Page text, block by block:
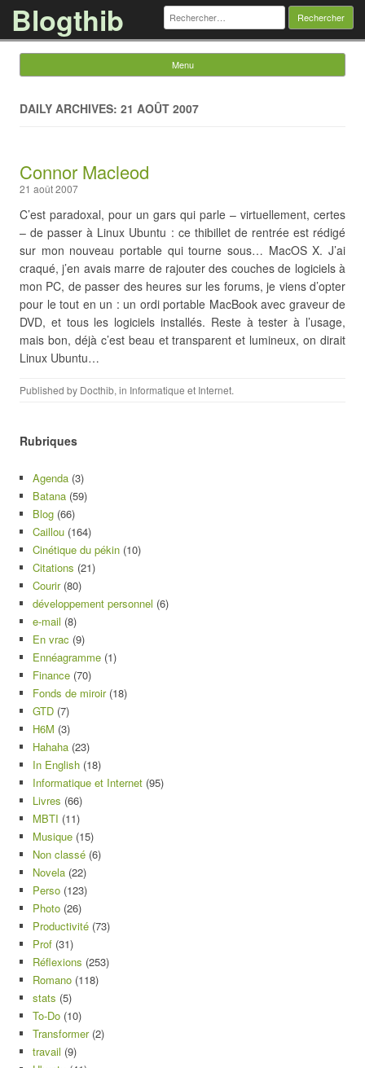
Blogthib Rechercher :
Menu
DAILY ARCHIVES: 21 AOÛT 2007
Connor Macleod
21 août 2007
C’est paradoxal, pour un gars qui parle – virtuellement, certes
– de passer à Linux Ubuntu : ce thibillet de rentrée est rédigé
sur mon nouveau portable qui tourne sous… MacOS X. J’ai
craqué, j’en avais marre de rajouter des couches de logiciels à
mon PC, de passer des heures sur les forums, je viens d’opter
pour le tout en un : un ordi portable MacBook avec graveur de
DVD, et tous les logiciels installés. Reste à tester à l’usage,
mais bon, déjà c’est beau et transparent et lumineux, on dirait
Linux Ubuntu…
Published by Docthib, in Informatique et Internet.
Rubriques
Agenda (3)
Batana (59)
Blog (66)
Caillou (164)
Cinétique du pékin (10)
Citations (21)
Courir(80)
développement personnel (6)
e-mail (8)
En vrac (9)
Ennéagramme (1)
Finance (70)
Fonds de miroir(18)
GTD (7)
H6M (3)
Hahaha (23)
In English (18)
Informatique et Internet (95)
Livres (66)
MBTI (11)
Musique (15)
Non classé (6)
Novela (22)
Perso (123)
Photo (26)
Productivité (73)
Prof (31)
Réflexions (253)
Romano (118)
stats (5)
To-Do (10)
Transformer(2)
travail (9)